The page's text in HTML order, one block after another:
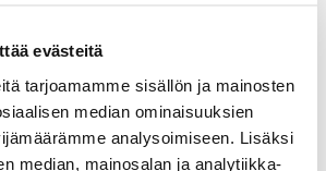
evästeitä
tarjoamamme sisällön ja mainosten
median ominaisuuksien
analysoimiseen. Lisäksi
median, mainosalan ja analytiikka-